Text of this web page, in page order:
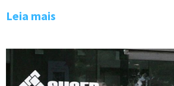
Leia mais